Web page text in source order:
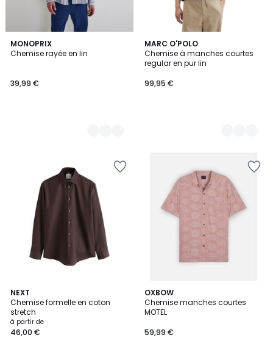
MONOPRIX
Chemise rayée en lin
39,99 €
2
Couleurs
MARC O'POLO
Chemise à manches courtes
regular en pur lin
99,95 €
9
Couleurs
NEXT
Chemise formelle en coton
stretch
à partir de
46,00 €
12
Couleurs
OXBOW
Chemise manches courtes
MOTEL
59,99 €
2
Couleurs